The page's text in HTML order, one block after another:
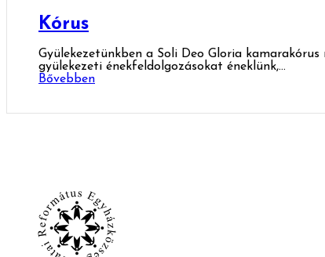
Kórus
Gyülekezetünkben a Soli Deo Gloria
gyülekezeti énekfeldolgozásokat éneklünk,...
Bővebben